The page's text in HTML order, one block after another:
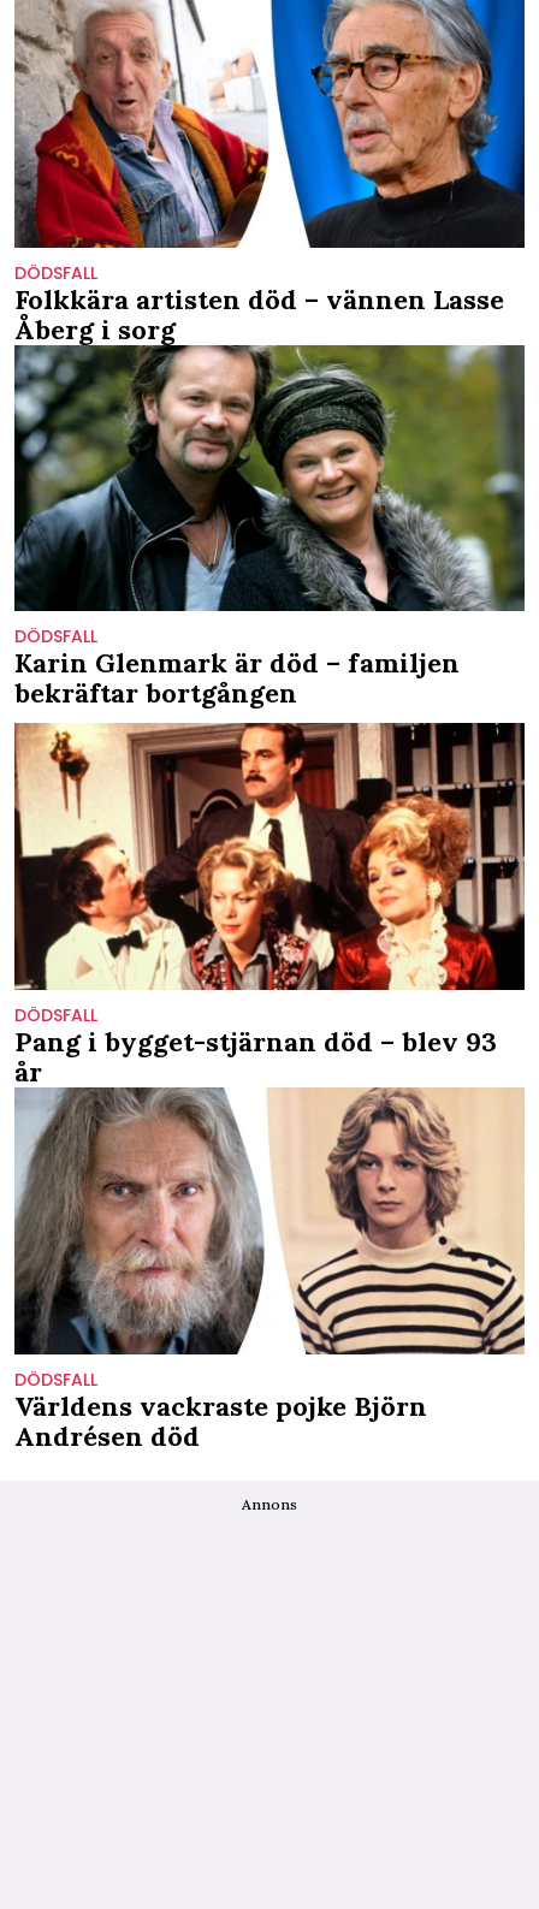
DÖDSFALL
Folkkära artisten död – vännen Lasse
Åberg i sorg
DÖDSFALL
Karin Glenmark är död – familjen
bekräftar bortgången
DÖDSFALL
Pang i bygget-stjärnan död – blev 93
år
DÖDSFALL
Världens vackraste pojke Björn
Andrésen död
Annons